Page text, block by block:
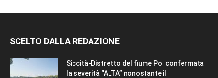
SCELTO DALLA REDAZIONE
Siccità-Distretto del fiume Po: confermata
la severità “ALTA” nonostante il